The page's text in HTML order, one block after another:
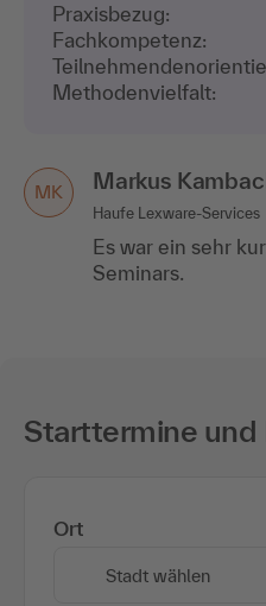
Praxisbezug:
Fachkompetenz:
Methodenvielfalt:
MK Markus
Haufe Lexware-Services
Es war ein sehr
Seminars.
Starttermine und
Ort
Stadt wählen